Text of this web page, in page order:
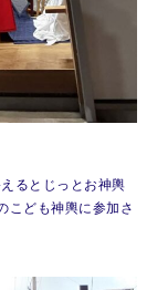
るとじっとお神輿
こども神輿に参加さ